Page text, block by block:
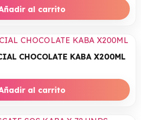
al carrito
CHOCOLATE KABA X200ML
al carrito